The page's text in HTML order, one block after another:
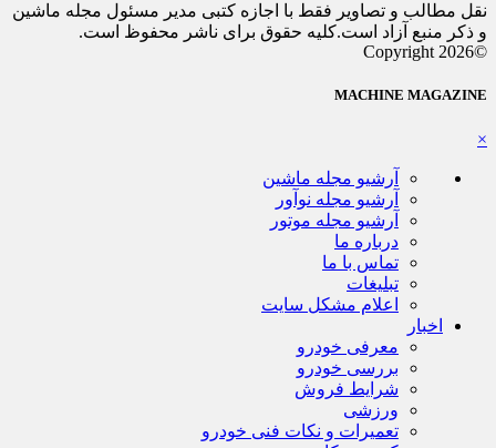
نقل مطالب و تصاویر فقط با اجازه کتبی مدیر مسئول مجله ماشین
و ذکر منبع آزاد است.کلیه حقوق برای ناشر محفوظ است.
©Copyright 2026
MACHINE MAGAZINE
×
آرشیو مجله ماشین
آرشیو مجله نوآور
آرشیو مجله موتور
درباره ما
تماس با ما
تبلیغات
اعلام مشکل سایت
اخبار
معرفی خودرو
بررسی خودرو
شرایط فروش
ورزشی
تعمیرات و نکات فنی خودرو